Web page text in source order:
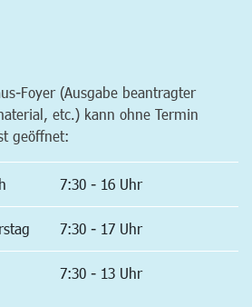
Foyer (Ausgabe beantragter
etc.) kann ohne Termin
geöffnet:
7:30 - 16 Uhr
7:30 - 17 Uhr
7:30 - 13 Uhr